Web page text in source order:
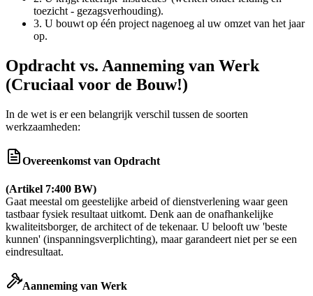
toezicht - gezagsverhouding).
3. U bouwt op één project nagenoeg al uw omzet van het jaar
op.
Opdracht vs. Aanneming van Werk
(Cruciaal voor de Bouw!)
In de wet is er een belangrijk verschil tussen de soorten
werkzaamheden:
Overeenkomst van Opdracht
(Artikel 7:400 BW)
Gaat meestal om geestelijke arbeid of dienstverlening waar geen
tastbaar fysiek resultaat uitkomt. Denk aan de onafhankelijke
kwaliteitsborger, de architect of de tekenaar. U belooft uw 'beste
kunnen' (inspanningsverplichting), maar garandeert niet per se een
eindresultaat.
Aanneming van Werk